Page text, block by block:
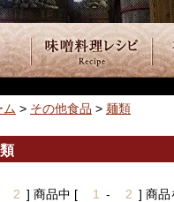
ム > その他食品 > 麺類
2 ] 商品中 [ 1 - 2 ] 商品